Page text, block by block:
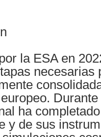
la ESA en
necesarias
ha
y de sus